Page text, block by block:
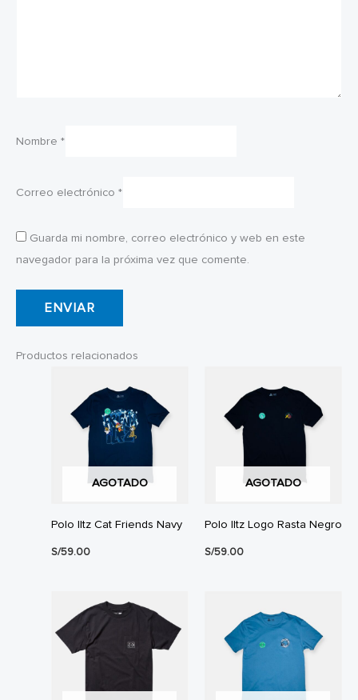
Nombre *
Correo electrónico *
Guarda mi nombre, correo electrónico y web en este
navegador para la próxima vez que comente.
Productos relacionados
AGOTADO
Polo Iltz Cat Friends Navy
S/59.00
AGOTADO
Polo Iltz Logo Rasta Negro
S/59.00